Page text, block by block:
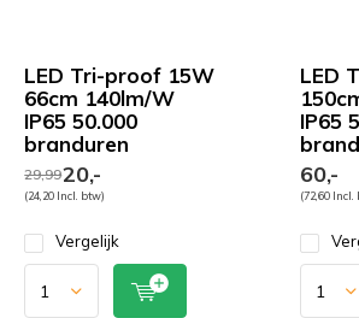
LED Tri-proof 15W
66cm 140lm/W
IP65 50.000
branduren
29,9920,-
(24,20 Incl. btw)
Vergelijk
LED
IP65
60,-
(72,60 Incl.